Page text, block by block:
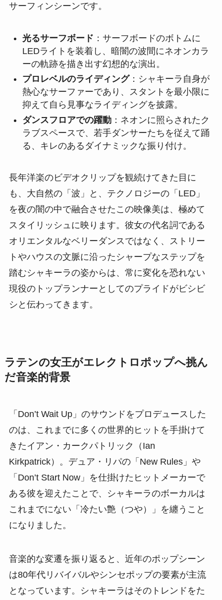
サーフィンシーンです。
光るサーフボード ：サーフボードのボトムに
LEDライトを装着し、暗闇の波間にネオンカラ
ーの軌跡を描き出す幻想的な演出。
プロレベルのライディング：シャキーラ自身が
熱心なサーファーであり、スタントを最小限に
抑えて自ら見事なライディングを披露。
ダンスフロアでの躍動：ネオンに照らされたク
ラブスペースで、若手ダンサーたちを従えて踊
る、キレのあるダイナミックな振り付け。
長年洋楽のビデオクリップを観続けてきた目に
も、大自然の「波」と、テクノロジーの「LED」
を夜の闇の中で融合させたこの映像美は、極めて
スタイリッシュに映ります。彼女の代名詞である
オリエンタルなベリーダンスではなく、ストリー
トやハウスの文脈に沿ったシャープなステップを
踏むシャキーラの姿からは、常に変化を恐れない
現役のトップランナーとしてのプライドがビシビ
シと伝わってきます。
ラテンの女王がエレクトロポップへ挑ん
だ音楽的背景
「Don’t Wait Up」のサウンドをプロデュースした
のは、これまでに多くの世界的ヒットを手掛けて
きたイアン・カークパトリック（Ian
Kirkpatrick）。デュア・リパの「New Rules」や
「Don’t Start Now」を仕掛けたヒットメーカーで
ある彼を迎えたことで、シャキーラのボーカルは
これまでにない「冷たい艶（つや）」を纏うこと
になりました。
音楽的な変遷を振り返ると、近年のポップシーン
は80年代リバイバルやシンセポップの要素が主流
となっています。シャキーラはそのトレンドをた